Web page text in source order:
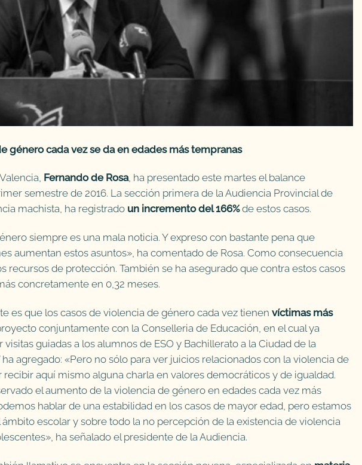
género cada vez se da en edades más tempranas
Fernando de Rosa, ha presentado este martes el balance
semestre de 2016. La sección primera de la Audiencia Provincial de
machista, ha registrado un incremento del 166%de estos casos.
siempre es una mala noticia. Y expreso con bastante pena que
aumentan estos asuntos», ha comentado de Rosa. Como consecuencia
recursos de protección. También se ha asegurado que contra estos casos
concretamente en 0,32 meses.
es que los casos de violencia de género cada vez tienen víctimas más
conjuntamente con la Conselleria de Educación, en el cual ya
guiadas a los alumnos de ESO y Bachillerato a la Ciudad de la
ha agregado: «Pero no sólo para ver juicios relacionados con la violencia de
aquí mismo alguna charla en valores democráticos y de igualdad.
el aumento de la violencia de género en edades cada vez más
hablar de una estabilidad en los casos de mayor edad, pero estamos
escolar y sobre todo la no percepción de la existencia de violencia
ha señalado el presidente de la Audiencia.